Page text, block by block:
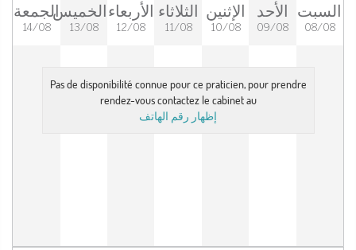
السبت
08/08
الأحد
09/08
الإثنين
10/08
الثلاثاء
11/08
الأربعاء
12/08
الخميس
13/08
الجمعة
14/08
Pas de disponibilité connue pour ce praticien, pour prendre
rendez-vous contactez le cabinet au
إظهار رقم الهاتف